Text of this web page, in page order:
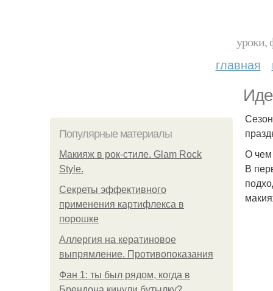
уроки,
главная
Популярные материалы
Макияж в рок-стиле. Glam Rock
Style.
Секреты эффективного
применения картифлекса в
порошке
Аллергия на кератиновое
выпрямление. Противопоказания
Фан 1: ты был рядом, когда в
О чем
В